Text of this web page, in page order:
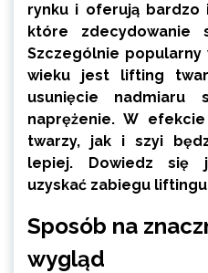
rynku i oferują bardzo
które zdecydowanie
Szczególnie
wieku jest lifting
usunięcie
naprężenie. W
twarzy, jak i szyi
lepiej. Dowiedz się
uzyskać zabiegu
Sposób na
wygląd